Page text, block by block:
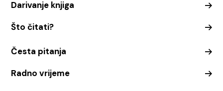
Darivanje knjiga
Što čitati?
Česta pitanja
Radno vrijeme